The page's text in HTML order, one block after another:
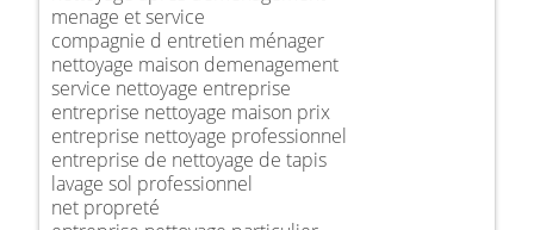
menage et service
compagnie d entretien ménager
nettoyage maison demenagement
service nettoyage entreprise
entreprise nettoyage maison prix
entreprise nettoyage professionnel
entreprise de nettoyage de tapis
lavage sol professionnel
net propreté